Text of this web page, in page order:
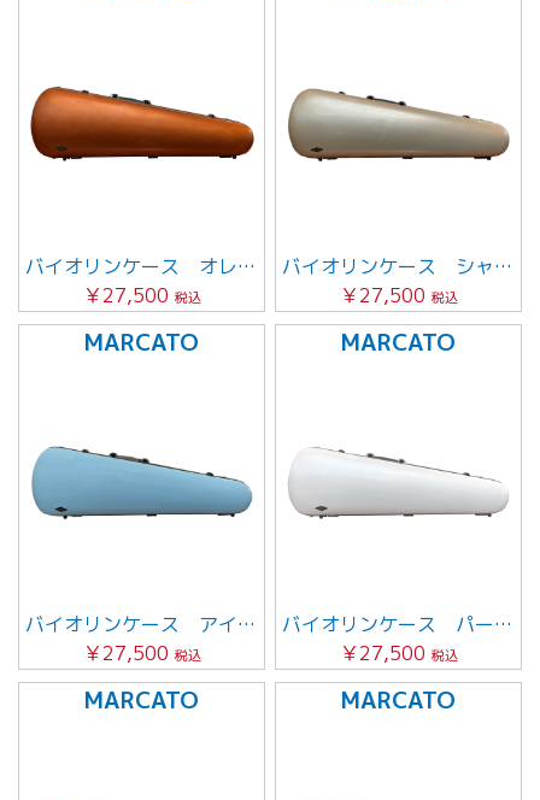
バイオリンケース オレンジブラウン
￥27,500 税込
バイオリンケース シャンパンゴールド
￥27,500 税込
MARCATO
バイオリンケース アイスブルー
￥27,500 税込
MARCATO
バイオリンケース パールホワイト
￥27,500 税込
MARCATO MARCATO